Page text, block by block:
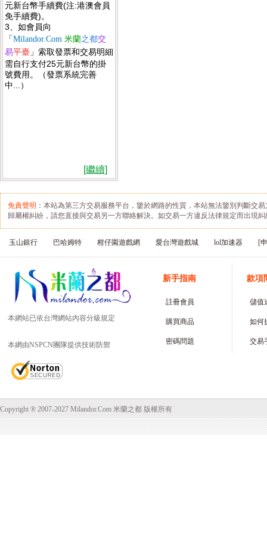
元新台幣手續費(注:港澳會員
免手續費)。
3、如會員向
「 Milandor.Com 米蘭之都交
易平臺 」 索取發票和交易明細
需自行支付25元新台幣的掛
號費用。（發票系統完善
中...）
[繼續]
免責聲明 ：本站為第三方交易服務平台，鑒於網路的性質，本站無法鑒別判斷交
歸屬權糾紛，請您直接與交易另一方聯絡解決。如交易一方違反法律規定而出現
玉山銀行 巴哈姆特 柑仔園遊戲網 愛台灣遊戲城 lol加速器 [
本網站已依台灣網站內容分級規定
本網由NSPCN團隊提供技術防禦
新手指南
註冊會員
購買商品
密碼問題
款項
儲值
如何
交易
Copyright ® 2007-2027 Milandor.Com 米蘭之都 版權所有